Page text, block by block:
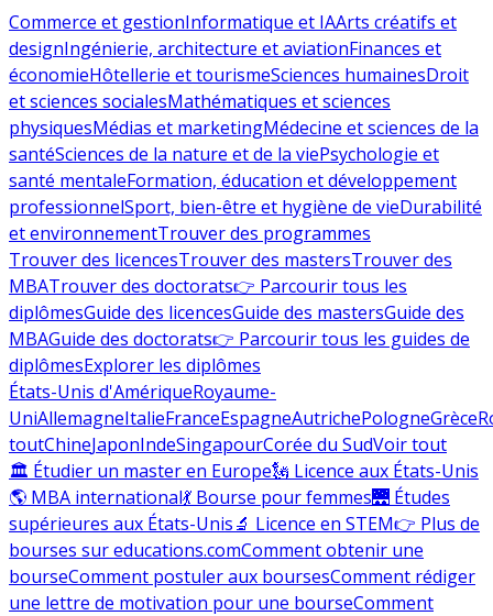
Commerce et gestionInformatique et IAArts créatifs et
designIngénierie, architecture et aviationFinances et
économieHôtellerie et tourismeSciences humainesDroit
et sciences socialesMathématiques et sciences
physiquesMédias et marketingMédecine et sciences de la
santéSciences de la nature et de la viePsychologie et
santé mentaleFormation, éducation et développement
professionnelSport, bien-être et hygiène de vieDurabilité
et environnementTrouver des programmes
Trouver des licencesTrouver des mastersTrouver des
MBATrouver des doctorats👉 Parcourir tous les
diplômesGuide des licencesGuide des mastersGuide des
MBAGuide des doctorats👉 Parcourir tous les guides de
diplômesExplorer les diplômes
États-Unis d'AmériqueRoyaume-
UniAllemagneItalieFranceEspagneAutrichePologneGrèce
toutChineJaponIndeSingapourCorée du SudVoir tout
🏛 Étudier un master en Europe🗽 Licence aux États-Unis
🌎 MBA international💃 Bourse pour femmes🌉 Études
supérieures aux États-Unis🔬 Licence en STEM👉 Plus de
bourses sur educations.comComment obtenir une
bourseComment postuler aux boursesComment rédiger
une lettre de motivation pour une bourseComment